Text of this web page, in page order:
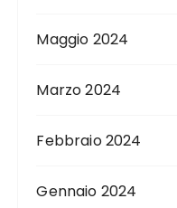
Maggio 2024
Marzo 2024
Febbraio 2024
Gennaio 2024